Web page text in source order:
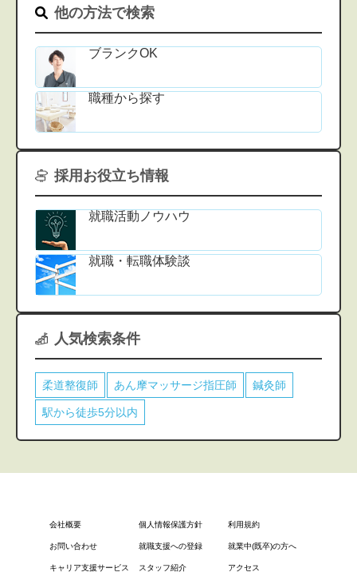
他の方法で検索
ブランクOK
職種から探す
採用お役立ち情報
就職活動ノウハウ
就職・転職体験談
人気検索条件
柔道整復師 あん摩マッサージ指圧師 鍼灸師
駅から徒歩5分以内
会社概要 個人情報保護方針 利用規約
お問い合わせ 就職支援への登録 就業中(既卒)の方へ
キャリア支援サービス スタッフ紹介 アクセス